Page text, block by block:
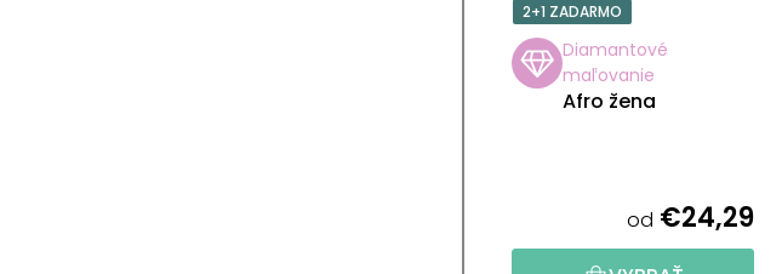
2+1 ZADARMO
Diamantové
maľovanie
Afro žena
od €24,29